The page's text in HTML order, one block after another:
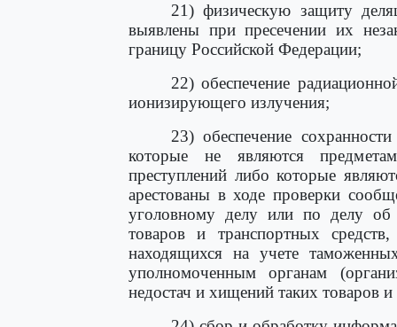
21) физическую защиту
выявлены при пресечении их
границу Российской Федерации;
22) обеспечение
ионизирующего излучения;
23) обеспечение
которые не являются
преступлений либо которые
арестованы в ходе проверки
уголовному делу или по делу об
товаров и транспортных
находящихся на учете
уполномоченным органам
недостач и хищений таких товаров